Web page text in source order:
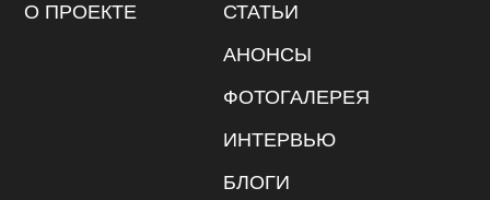
О ПРОЕКТЕ
СТАТЬИ
АНОНСЫ
ФОТОГАЛЕРЕЯ
ИНТЕРВЬЮ
БЛОГИ